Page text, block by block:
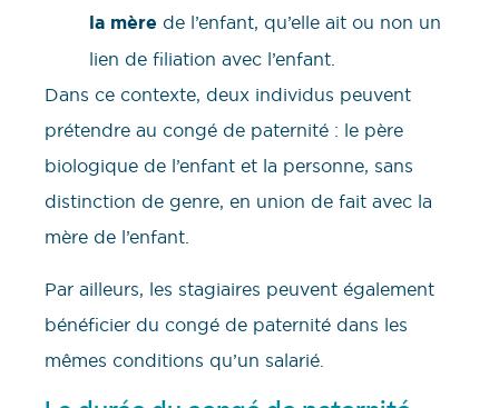
la mère de l’enfant, qu’elle ait ou non un
lien de filiation avec l’enfant.
Dans ce contexte, deux individus peuvent
prétendre au congé de paternité : le père
biologique de l’enfant et la personne, sans
distinction de genre, en union de fait avec la
mère de l’enfant.
Par ailleurs, les stagiaires peuvent également
bénéficier du congé de paternité dans les
mêmes conditions qu’un salarié.